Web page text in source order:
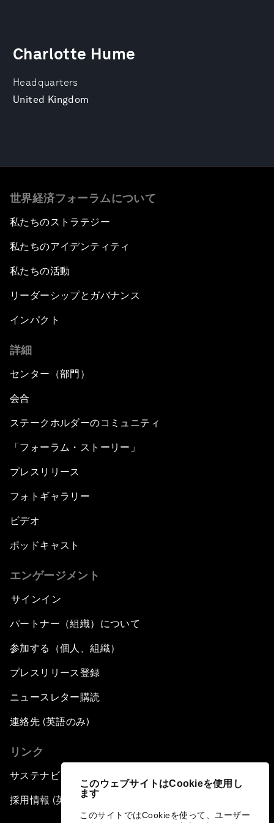
このウェブサイトはCookieを使用し
ます
このサイトではCookieを使って、ユーザー
Headquarters
United Kingdom
Charlotte Hume
世界経済フォーラムについて
私たちのストラテジー
私たちのアイデンティティ
私たちの活動
リーダーシップとガバナンス
インパクト
詳細
センター（部門）
会合
ステークホルダーのコミュニティ
「フォーラム・ストーリー」
プレスリリース
フォトギャラリー
ビデオ
ポッドキャスト
エンゲージメント
サインイン
パートナー（組織）について
参加する（個人、組織）
プレスリリース登録
ニュースレター購読
連絡先 (英語のみ)
リンク
サステナビリティへの取り組み
採用情報 (英語のみ)